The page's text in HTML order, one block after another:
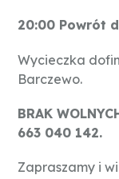
20:00 Powrót
Wycieczka
Barczewo.
BRAK
663 040 142.
Zapraszamy i